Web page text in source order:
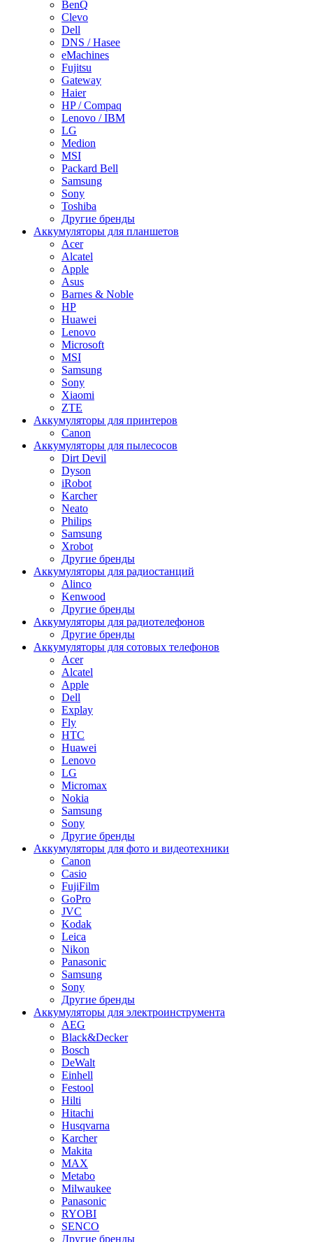
BenQ
Clevo
Dell
DNS / Hasee
eMachines
Fujitsu
Gateway
Haier
HP / Compaq
Lenovo / IBM
LG
Medion
MSI
Packard Bell
Samsung
Sony
Toshiba
Другие бренды
Аккумуляторы для планшетов
Acer
Alcatel
Apple
Asus
Barnes & Noble
HP
Huawei
Lenovo
Microsoft
MSI
Samsung
Sony
Xiaomi
ZTE
Аккумуляторы для принтеров
Canon
Аккумуляторы для пылесосов
Dirt Devil
Dyson
iRobot
Karcher
Neato
Philips
Samsung
Xrobot
Другие бренды
Аккумуляторы для радиостанций
Alinco
Kenwood
Другие бренды
Аккумуляторы для радиотелефонов
Другие бренды
Аккумуляторы для сотовых телефонов
Acer
Alcatel
Apple
Dell
Explay
Fly
HTC
Huawei
Lenovo
LG
Micromax
Nokia
Samsung
Sony
Другие бренды
Аккумуляторы для фото и видеотехники
Canon
Casio
FujiFilm
GoPro
JVC
Kodak
Leica
Nikon
Panasonic
Samsung
Sony
Другие бренды
Аккумуляторы для электроинструмента
AEG
Black&Decker
Bosch
DeWalt
Einhell
Festool
Hilti
Hitachi
Husqvarna
Karcher
Makita
MAX
Metabo
Milwaukee
Panasonic
RYOBI
SENCO
Другие бренды